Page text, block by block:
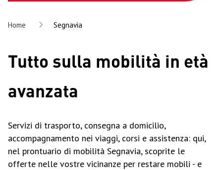
Home Segnavia
Tutto sulla mobilità in età
avanzata
Servizi di trasporto, consegna a domicilio,
accompagnamento nei viaggi, corsi e assistenza: qui,
nel prontuario di mobilità Segnavia, scoprite le
offerte nelle vostre vicinanze per restare mobili - e